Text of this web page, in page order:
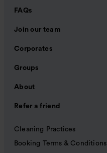
FAQs
Join our team
Corporates
Groups
About
Refer a friend
Cleaning Practices
Booking Terms & Conditions